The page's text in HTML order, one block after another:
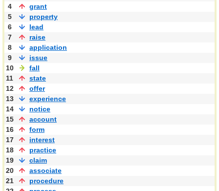
4
grant
5
property
6
lead
7
raise
8
application
9
issue
10
fall
11
state
12
offer
13
experience
14
notice
15
account
16
form
17
interest
18
practice
19
claim
20
associate
21
procedure